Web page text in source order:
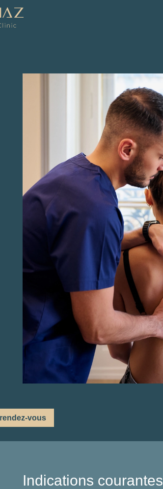
vous
Indications courantes